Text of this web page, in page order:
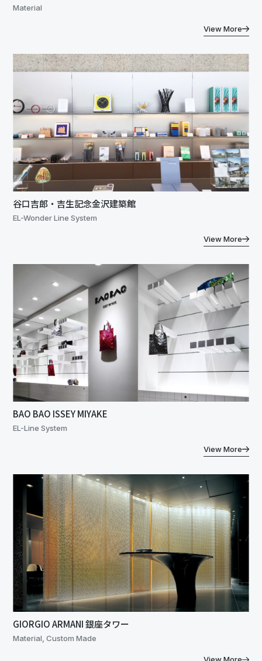
Material
View More
谷口吉郎・吉生記念金沢建築館
EL-Wonder Line System
View More
BAO BAO ISSEY MIYAKE
EL-Line System
View More
GIORGIO ARMANI 銀座タワー
Material, Custom Made